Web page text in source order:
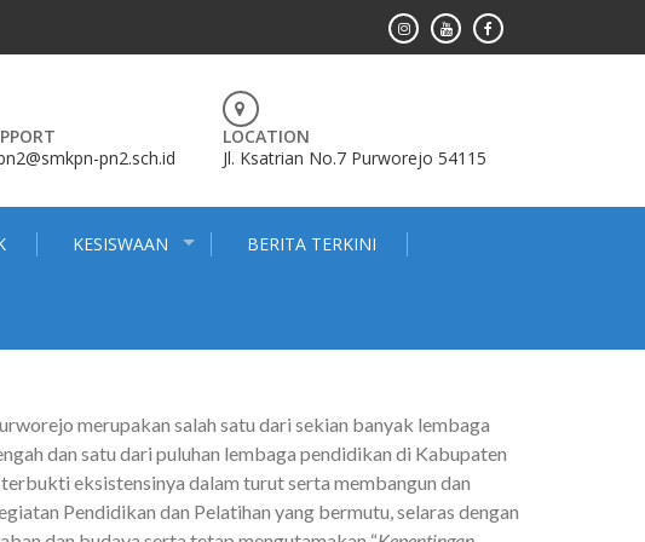
pn2.sch.id
LOCATION
Jl. Ksatrian No.7 Purworejo 54115
KESISWAAN BERITA TERKINI
merupakan salah satu dari sekian banyak lembaga
dan satu dari puluhan lembaga pendidikan di Kabupaten
eksistensinya dalam turut serta membangun dan
Pendidikan dan Pelatihan yang bermutu, selaras dengan